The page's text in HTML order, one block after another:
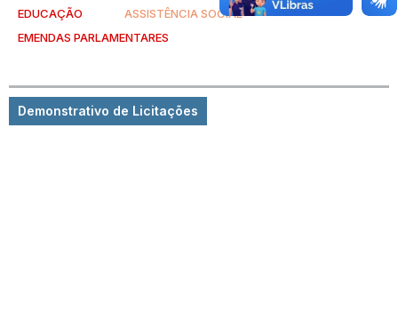
EDUCAÇÃO
ASSISTÊNCIA SOCIAL
EMENDAS PARLAMENTARES
Demonstrativo de Licitações